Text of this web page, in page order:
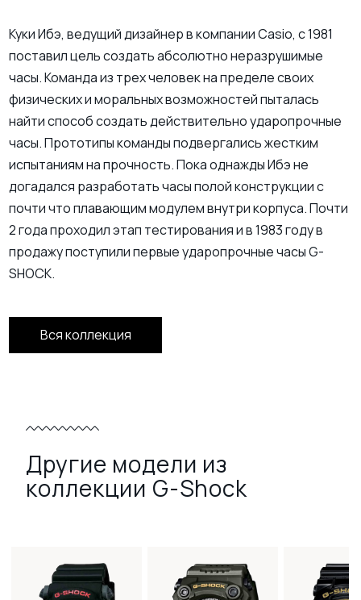
Куки Ибэ, ведущий дизайнер в компании Casio, с 1981
поставил цель создать абсолютно неразрушимые
часы. Команда из трех человек на пределе своих
физических и моральных возможностей пыталась
найти способ создать действительно ударопрочные
часы. Прототипы команды подвергались жестким
испытаниям на прочность. Пока однажды Ибэ не
догадался разработать часы полой конструкции с
почти что плавающим модулем внутри корпуса. Почти
2 года проходил этап тестирования и в 1983 году в
продажу поступили первые ударопрочные часы G-
SHOCK.
Вся коллекция
Другие модели из
коллекции G-Shock